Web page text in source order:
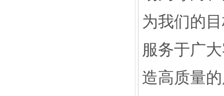
为我们的
服务于广
造高质量